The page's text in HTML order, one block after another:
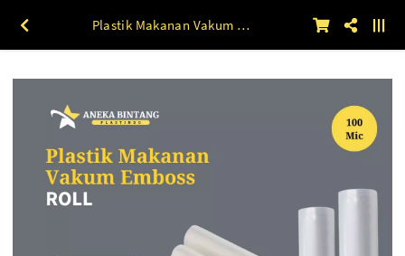
Plastik Makanan Vakum Embos Roll (20 x 5) s/d (28 x 5) 28 x 5